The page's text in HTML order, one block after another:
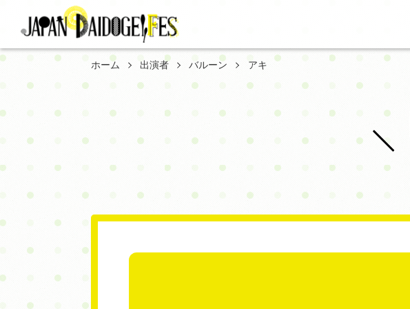
ホーム 出演者 バルーン アキ